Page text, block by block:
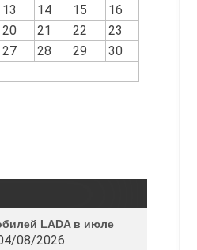
13 14 15
16
20 21 22
23
27 28 29
30
LADA в июле
08/2026